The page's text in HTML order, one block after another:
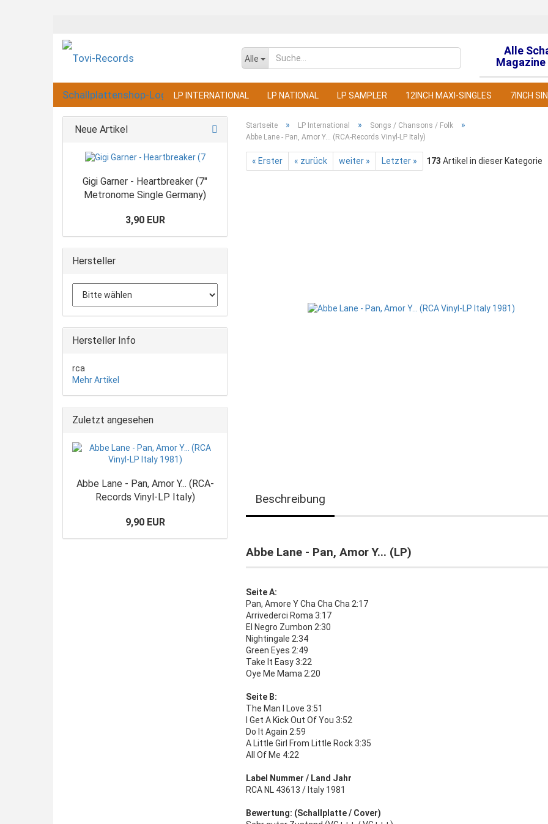
Sprache
Alle
Alle
LP INTERNATIONAL LP NATIONAL LP SAMPLER 12INCH MAXI-SINGLES 7INCH
Startseite » LP International » Songs / Chansons / Folk »
Abbe Lane - Pan, Amor Y... (RCA-Records Vinyl-LP Italy)
« Erster « zurück weiter » Letzter » 173 Artikel in dieser Kategorie
Beschreibung
Abbe Lane - Pan, Amor Y... (LP)
Seite A:
Pan, Amore Y Cha Cha Cha 2:17
Arrivederci Roma 3:17
El Negro Zumbon 2:30
Nightingale 2:34
Green Eyes 2:49
Take It Easy 3:22
Oye Me Mama 2:20
Seite B:
The Man I Love 3:51
I Get A Kick Out Of You 3:52
Do It Again 2:59
A Little Girl From Little Rock 3:35
All Of Me 4:22
Label Nummer / Land Jahr
RCA NL 43613 / Italy 1981
Bewertung: (Schallplatte / Cover)
Neue Artikel
Gigi Garner - Heartbreaker (7"
Metronome Single Germany)
3,90 EUR
Hersteller
Hersteller Info
rca
Mehr Artikel
Zuletzt angesehen
Abbe Lane - Pan, Amor Y... (RCA-
Records Vinyl-LP Italy)
9,90 EUR